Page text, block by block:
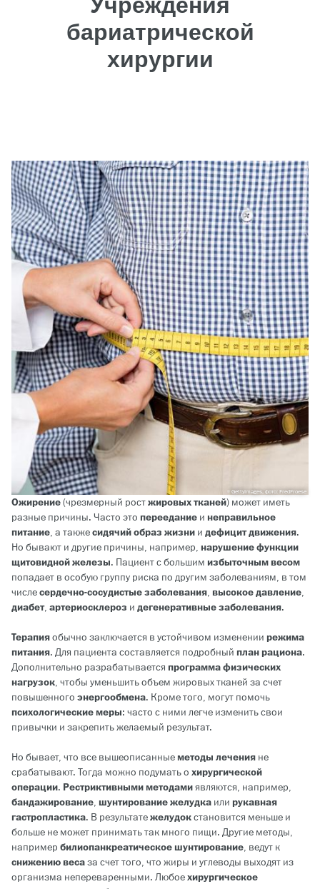
Учреждения
бариатрической
хирургии
GettyImages, фото: FredFroese
Ожирение(чрезмерный ростжировых тканей) может иметь
разные причины. Часто это переедание и неправильное
питание, а такжесидячий образ жизни и дефицит движения.
Но бывают и другие причины, например, нарушение функции
щитовидной железы. Пациент с большим избыточным весом
попадает в особую группу риска по другим заболеваниям, в том
числесердечно-сосудистые заболевания, высокое давление,
диабет, артериосклероз и дегенеративные заболевания.
Терапияобычно заключается в устойчивом изменении режима
питания. Для пациента составляется подробный план рациона.
Дополнительно разрабатывается программа физических
нагрузок, чтобы уменьшить объем жировых тканей за счет
повышенного энергообмена. Кроме того, могут помочь
психологические меры: часто с ними легче изменить свои
привычки и закрепить желаемый результат.
Но бывает, что все вышеописанныеметоды лечения не
срабатывают. Тогда можно подумать о хирургической
операции. Рестриктивными методамиявляются, например,
бандажирование, шунтирование желудка или рукавная
гастропластика. В результатежелудокстановится меньше и
больше не может принимать так много пищи. Другие методы,
например билиопанкреатическое шунтирование, ведут к
снижению весаза счет того, что жиры и углеводы выходят из
организма непереваренными. Любоехирургическое